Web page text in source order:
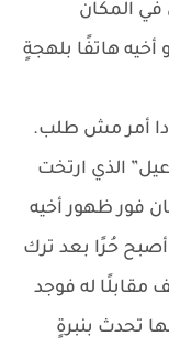
المكان
هاتفًا بلهجةٍ
ودا أمر مش طلب.
الذي ارتخت
فور ظهور أخيه
أصبح حُرًا بعد ترك
مقابلًا له فوجد
تحدث بنبرةٍ